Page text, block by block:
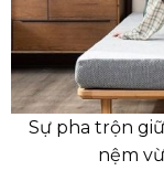
Sự pha trộn
nệm